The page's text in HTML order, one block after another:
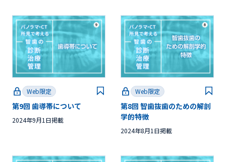
Web限定
第9回 歯導帯について
2024年9月1日掲載
Web限定
第8回 智歯抜歯のための解剖
学的特徴
2024年8月1日掲載